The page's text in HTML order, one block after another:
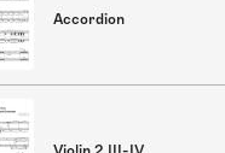
Accordion